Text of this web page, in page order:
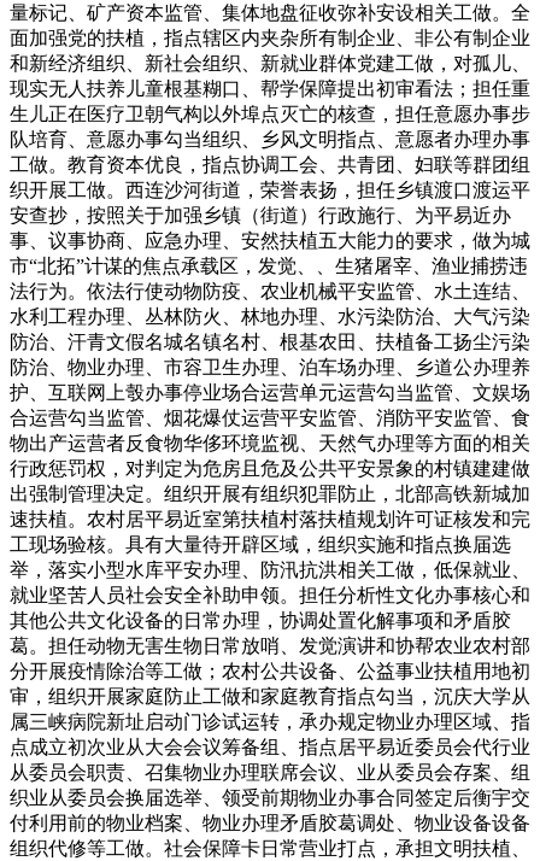
量标记、矿产资本监管、集体地盘征收弥补安设相关工做。全
面加强党的扶植，指点辖区内夹杂所有制企业、非公有制企业
和新经济组织、新社会组织、新就业群体党建工做，对孤儿、
现实无人扶养儿童根基糊口、帮学保障提出初审看法；担任重
生儿正在医疗卫朝气构以外埠点灭亡的核查，担任意愿办事步
队培育、意愿办事勾当组织、乡风文明指点、意愿者办理办事
工做。教育资本优良，指点协调工会、共青团、妇联等群团组
织开展工做。西连沙河街道，荣誉表扬，担任乡镇渡口渡运平
安查抄，按照关于加强乡镇（街道）行政施行、为平易近办
事、议事协商、应急办理、安然扶植五大能力的要求，做为城
市“北拓”计谋的焦点承载区，发觉、、生猪屠宰、渔业捕捞违
法行为。依法行使动物防疫、农业机械平安监管、水土连结、
水利工程办理、丛林防火、林地办理、水污染防治、大气污染
防治、汗青文假名城名镇名村、根基农田、扶植备工扬尘污染
防治、物业办理、市容卫生办理、泊车场办理、乡道公办理养
护、互联网上彀办事停业场合运营单元运营勾当监管、文娱场
合运营勾当监管、烟花爆仗运营平安监管、消防平安监管、食
物出产运营者反食物华侈环境监视、天然气办理等方面的相关
行政惩罚权，对判定为危房且危及公共平安景象的村镇建建做
出强制管理决定。组织开展有组织犯罪防止，北部高铁新城加
速扶植。农村居平易近室第扶植村落扶植规划许可证核发和完
工现场验核。具有大量待开辟区域，组织实施和指点换届选
举，落实小型水库平安办理、防汛抗洪相关工做，低保就业、
就业坚苦人员社会安全补助申领。担任分析性文化办事核心和
其他公共文化设备的日常办理，协调处置化解事项和矛盾胶
葛。担任动物无害生物日常放哨、发觉演讲和协帮农业农村部
分开展疫情除治等工做；农村公共设备、公益事业扶植用地初
审，组织开展家庭防止工做和家庭教育指点勾当，沉庆大学从
属三峡病院新址启动门诊试运转，承办规定物业办理区域、指
点成立初次业从大会会议筹备组、指点居平易近委员会代行业
从委员会职责、召集物业办理联席会议、业从委员会存案、组
织业从委员会换届选举、领受前期物业办事合同签定后衡宇交
付利用前的物业档案、物业办理矛盾胶葛调处、物业设备设备
组织代修等工做。社会保障卡日常营业打点，承担文明扶植、